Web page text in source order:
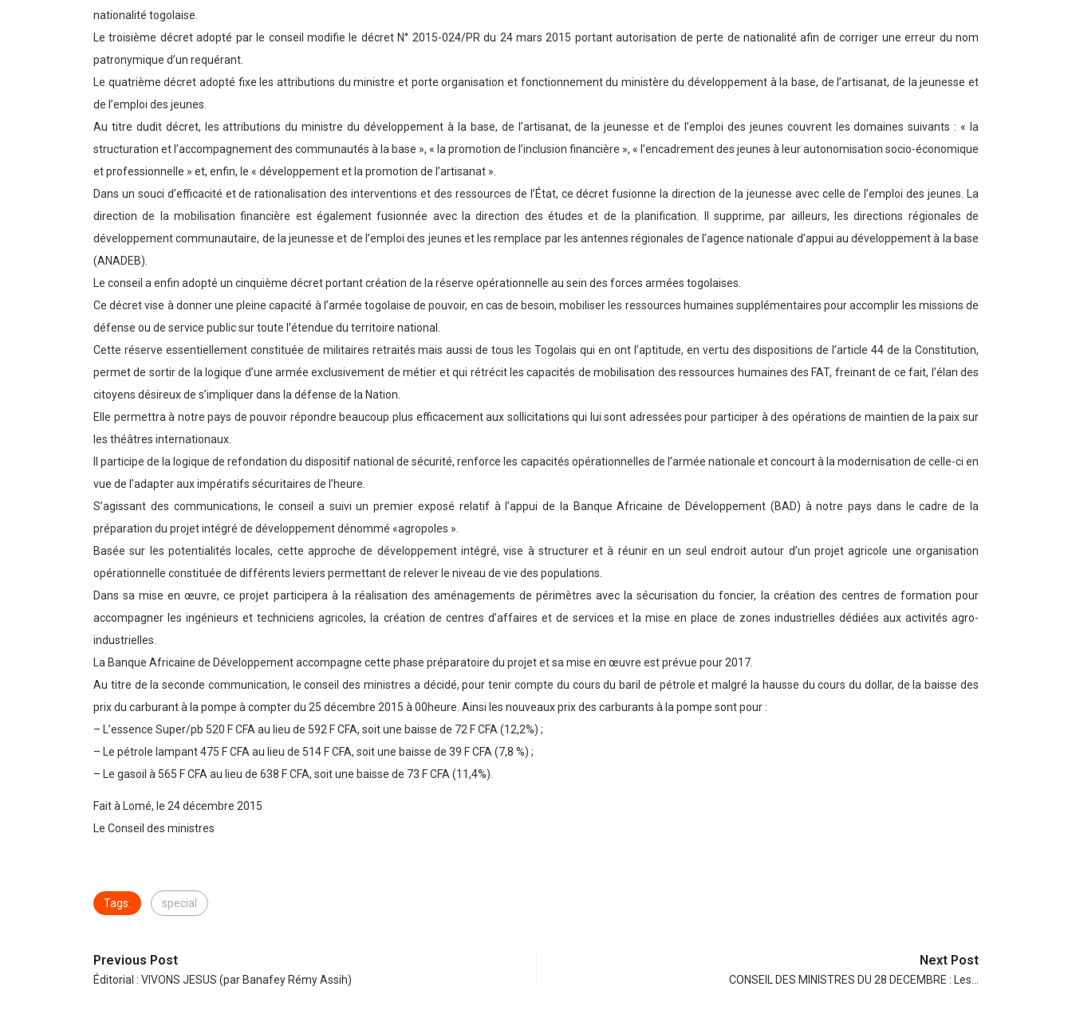
nationalité togolaise.
Le troisième décret adopté par le conseil modifie le décret N° 2015-024/PR du 24 mars 2015 portant autorisation de perte de nationalité afin de corriger une erreur du nom
patronymique d’un requérant.
Le quatrième décret adopté fixe les attributions du ministre et porte organisation et fonctionnement du ministère du développement à la base, de l’artisanat, de la jeunesse et
de l’emploi des jeunes.
Au titre dudit décret, les attributions du ministre du développement à la base, de l’artisanat, de la jeunesse et de l’emploi des jeunes couvrent les domaines suivants : « la
structuration et l’accompagnement des communautés à la base », « la promotion de l’inclusion financière », « l’encadrement des jeunes à leur autonomisation socio-économique
et professionnelle » et, enfin, le « développement et la promotion de l’artisanat ».
Dans un souci d’efficacité et de rationalisation des interventions et des ressources de l’État, ce décret fusionne la direction de la jeunesse avec celle de l’emploi des jeunes. La
direction de la mobilisation financière est également fusionnée avec la direction des études et de la planification. Il supprime, par ailleurs, les directions régionales de
développement communautaire, de la jeunesse et de l’emploi des jeunes et les remplace par les antennes régionales de l’agence nationale d’appui au développement à la base
(ANADEB).
Le conseil a enfin adopté un cinquième décret portant création de la réserve opérationnelle au sein des forces armées togolaises.
Ce décret vise à donner une pleine capacité à l’armée togolaise de pouvoir, en cas de besoin, mobiliser les ressources humaines supplémentaires pour accomplir les missions de
défense ou de service public sur toute l’étendue du territoire national.
Cette réserve essentiellement constituée de militaires retraités mais aussi de tous les Togolais qui en ont l’aptitude, en vertu des dispositions de l’article 44 de la Constitution,
permet de sortir de la logique d’une armée exclusivement de métier et qui rétrécit les capacités de mobilisation des ressources humaines des FAT, freinant de ce fait, l’élan des
citoyens désireux de s’impliquer dans la défense de la Nation.
Elle permettra à notre pays de pouvoir répondre beaucoup plus efficacement aux sollicitations qui lui sont adressées pour participer à des opérations de maintien de la paix sur
les théâtres internationaux.
Il participe de la logique de refondation du dispositif national de sécurité, renforce les capacités opérationnelles de l’armée nationale et concourt à la modernisation de celle-ci en
vue de l’adapter aux impératifs sécuritaires de l’heure.
S’agissant des communications, le conseil a suivi un premier exposé relatif à l’appui de la Banque Africaine de Développement (BAD) à notre pays dans le cadre de la
préparation du projet intégré de développement dénommé «agropoles ».
Basée sur les potentialités locales, cette approche de développement intégré, vise à structurer et à réunir en un seul endroit autour d’un projet agricole une organisation
opérationnelle constituée de différents leviers permettant de relever le niveau de vie des populations.
Dans sa mise en œuvre, ce projet participera à la réalisation des aménagements de périmètres avec la sécurisation du foncier, la création des centres de formation pour
accompagner les ingénieurs et techniciens agricoles, la création de centres d’affaires et de services et la mise en place de zones industrielles dédiées aux activités agro-
industrielles.
La Banque Africaine de Développement accompagne cette phase préparatoire du projet et sa mise en œuvre est prévue pour 2017.
Au titre de la seconde communication, le conseil des ministres a décidé, pour tenir compte du cours du baril de pétrole et malgré la hausse du cours du dollar, de la baisse des
prix du carburant à la pompe à compter du 25 décembre 2015 à 00heure. Ainsi les nouveaux prix des carburants à la pompe sont pour :
– L’essence Super/pb 520 F CFA au lieu de 592 F CFA, soit une baisse de 72 F CFA (12,2%) ;
– Le pétrole lampant 475 F CFA au lieu de 514 F CFA, soit une baisse de 39 F CFA (7,8 %) ;
– Le gasoil à 565 F CFA au lieu de 638 F CFA, soit une baisse de 73 F CFA (11,4%).
Fait à Lomé, le 24 décembre 2015
Le Conseil des ministres
Tags: special
Previous Post
Éditorial : VIVONS JESUS (par Banafey Rémy Assih)
Next Post
CONSEIL DES MINISTRES DU 28 DECEMBRE : Les…